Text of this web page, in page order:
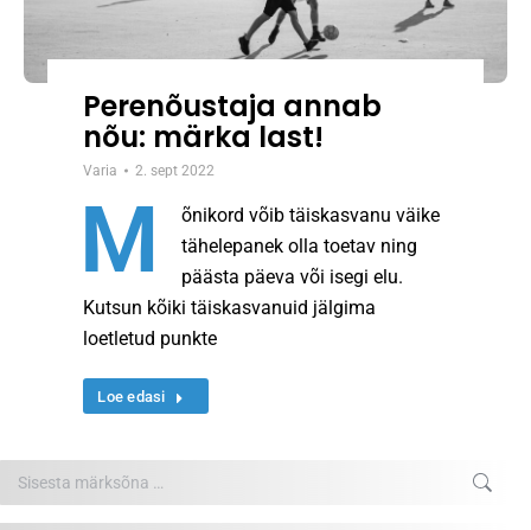
Perenõustaja annab
nõu: märka last!
Varia 2. sept 2022
M
õnikord võib täiskasvanu väike
tähelepanek olla toetav ning
päästa päeva või isegi elu.
Kutsun kõiki täiskasvanuid jälgima
loetletud punkte
Loe edasi